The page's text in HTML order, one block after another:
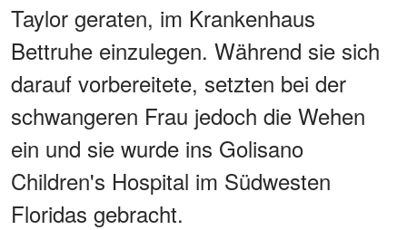
Taylor geraten, im Krankenhaus
Bettruhe einzulegen. Während sie sich
darauf vorbereitete, setzten bei der
schwangeren Frau jedoch die Wehen
ein und sie wurde ins Golisano
Children's Hospital im Südwesten
Floridas gebracht.